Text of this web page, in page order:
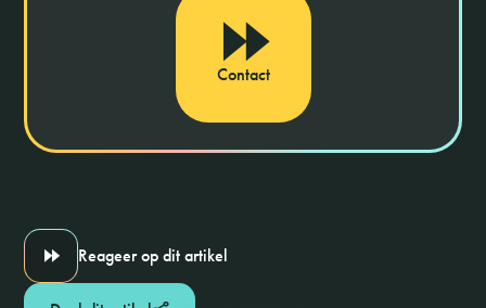
Contact
Reageer op dit artikel